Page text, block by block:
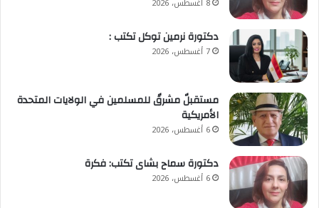
​دكتورة نرمين توكل تكتب :
7 أغسطس، 2026
مستقبلٌ مشرقٌ للمسلمين في الولايات المتحدة
الأمريكية
6 أغسطس، 2026
دكتورة سماح بشاى تكتب: فكرة
6 أغسطس، 2026